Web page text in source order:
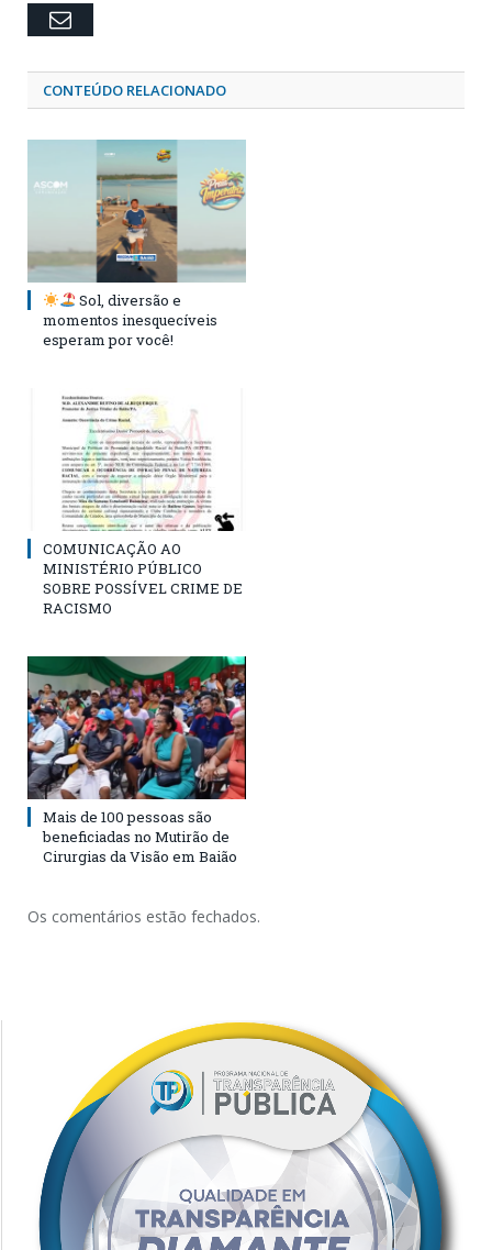
Email
CONTEÚDO RELACIONADO
Sol, diversão e
momentos inesquecíveis
esperam por você!
COMUNICAÇÃO AO
MINISTÉRIO PÚBLICO
SOBRE POSSÍVEL CRIME DE
RACISMO
Mais de 100 pessoas são
beneficiadas no Mutirão de
Cirurgias da Visão em Baião
Os comentários estão fechados.